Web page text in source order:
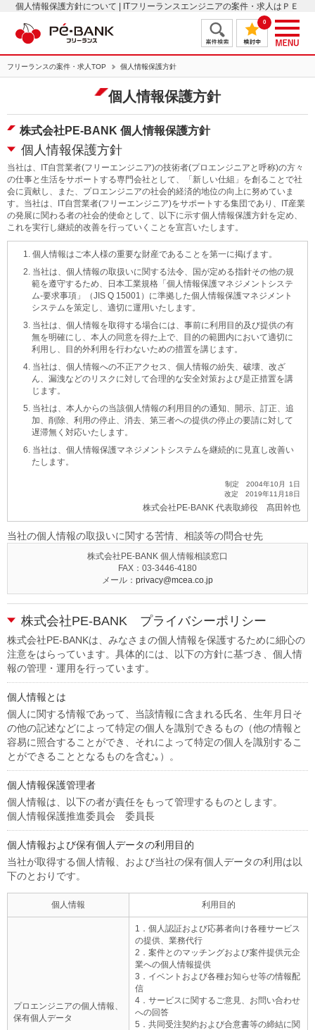
個人情報保護方針について | ITフリーランスエンジニアの案件・求人はＰＥ
0
フリーランスの案件・求人TOP 個人情報保護方針
個人情報保護方針
株式会社PE-BANK 個人情報保護方針
個人情報保護方針
当社は、IT自営業者(フリーエンジニア)の技術者(プロエンジニアと呼称)の方々
の仕事と生活をサポートする専門会社として、「新しい仕組」を創ることで社
会に貢献し、また、プロエンジニアの社会的経済的地位の向上に努めていま
す。当社は、IT自営業者(フリーエンジニア)をサポートする集団であり、IT産業
の発展に関わる者の社会的使命として、以下に示す個人情報保護方針を定め、
これを実行し継続的改善を行っていくことを宣言いたします。
1. 個人情報はご本人様の重要な財産であることを第一に掲げます。
2. 当社は、個人情報の取扱いに関する法令、国が定める指針その他の規
範を遵守するため、日本工業規格「個人情報保護マネジメントシステ
ム‐要求事項」（JIS Q 15001）に準拠した個人情報保護マネジメント
システムを策定し、適切に運用いたします。
3. 当社は、個人情報を取得する場合には、事前に利用目的及び提供の有
無を明確にし、本人の同意を得た上で、目的の範囲内において適切に
利用し、目的外利用を行わないための措置を講じます。
4. 当社は、個人情報への不正アクセス、個人情報の紛失、破壊、改ざ
ん、漏洩などのリスクに対して合理的な安全対策および是正措置を講
じます。
5. 当社は、本人からの当該個人情報の利用目的の通知、開示、訂正、追
加、削除、利用の停止、消去、第三者への提供の停止の要請に対して
遅滞無く対応いたします。
6. 当社は、個人情報保護マネジメントシステムを継続的に見直し改善い
たします。
制定 2004年10月 1日
改定 2019年11月18日
株式会社PE-BANK 代表取締役 髙田幹也
当社の個人情報の取扱いに関する苦情、相談等の問合せ先
株式会社PE-BANK 個人情報相談窓口
FAX：03-3446-4180
メール： privacy@mcea.co.jp
株式会社PE-BANK プライバシーポリシー
株式会社PE-BANKは、みなさまの個人情報を保護するために細心の
注意をはらっています。具体的には、以下の方針に基づき、個人情
報の管理・運用を行っています。
個人情報とは
個人に関する情報であって、当該情報に含まれる氏名、生年月日そ
の他の記述などによって特定の個人を識別できるもの（他の情報と
容易に照合することができ、それによって特定の個人を識別するこ
とができることとなるものを含む｡）。
個人情報保護管理者
個人情報は、以下の者が責任をもって管理するものとします。
個人情報保護推進委員会 委員長
個人情報および保有個人データの利用目的
当社が取得する個人情報、および当社の保有個人データの利用は以
下のとおりです。
個人情報 利用目的
プロエンジニアの個人情報、
保有個人データ
1．個人認証および応募者向け各種サービス
の提供、業務代行
2．案件とのマッチングおよび案件提供元企
業への個人情報提供
3．イベントおよび各種お知らせ等の情報配
信
4．サービスに関するご意見、お問い合わせ
への回答
5．共同受注契約および合意書等の締結に関